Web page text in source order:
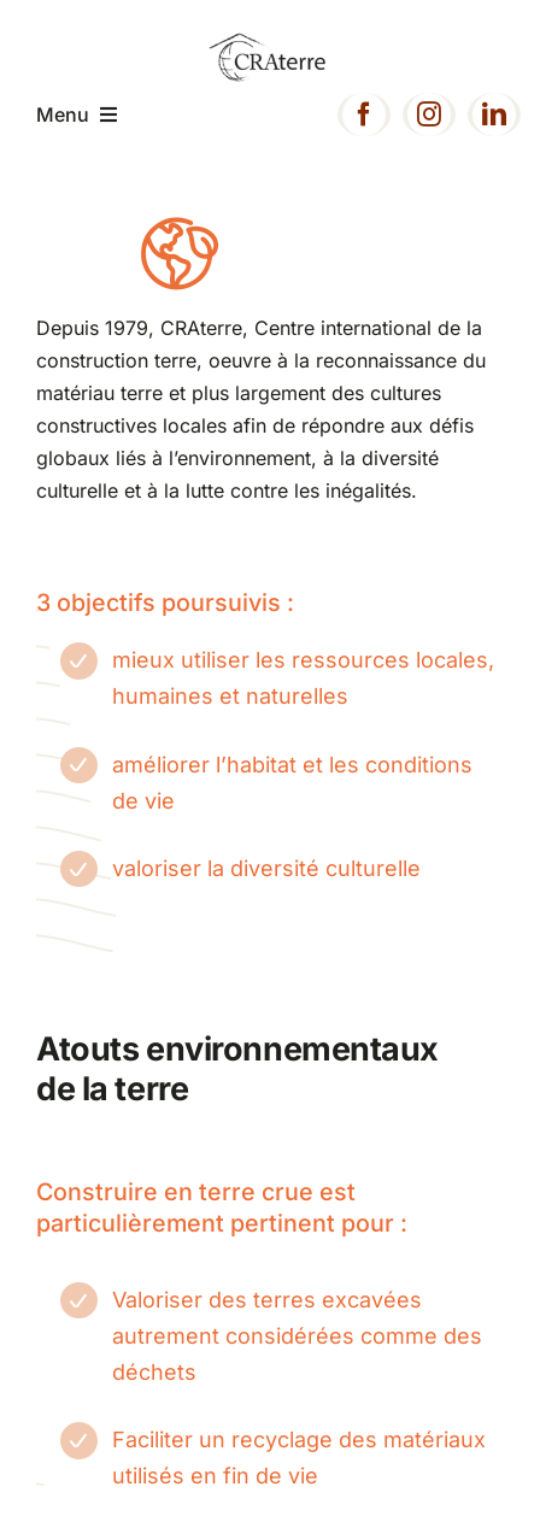
Menu
Expertise
Projets
Partenariats
Depuis 1979, CRAterre, Centre international de la
construction terre, oeuvre à la reconnaissance du
matériau terre et plus largement des cultures
constructives locales afin de répondre aux défis
globaux liés à l’environnement, à la diversité
culturelle et à la lutte contre les inégalités.
3 objectifs poursuivis :
mieux utiliser les ressources locales,
humaines et naturelles
améliorer l’habitat et les conditions
de vie
valoriser la diversité culturelle
Atouts environnementaux
de la terre
Construire en terre crue est
particulièrement pertinent pour :
Valoriser des terres excavées
autrement considérées comme des
déchets
Faciliter un recyclage des matériaux
utilisés en fin de vie